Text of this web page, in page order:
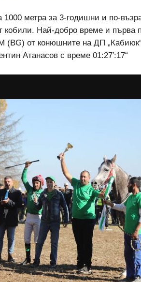
1000 метра за 3-годишни и по-
кобили. Най-добро време и
(BG) от конюшните на ДП
Атанасов с време 01:27′:17“